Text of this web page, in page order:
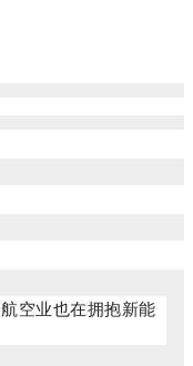
空业也在拥抱新能